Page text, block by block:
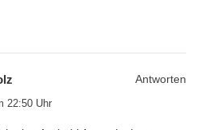
22:50 Uhr
Antworten